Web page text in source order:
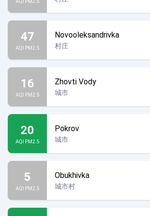
47
AQI PM2.5
Novooleksandrivka
村庄
16
AQI PM2.5
Zhovti Vody
城市
20
AQI PM2.5
Pokrov
城市
5
AQI PM2.5
Obukhivka
城市村